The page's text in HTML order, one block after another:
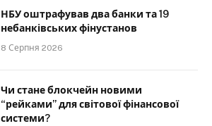
НБУ оштрафував два банки та 19
небанківських фінустанов
8 Серпня 2026
Чи стане блокчейн новими
“рейками” для світової фінансової
системи?